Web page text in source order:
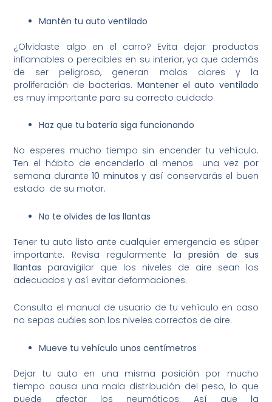
Mantén tu auto ventilado
¿Olvidaste algo en el carro? Evita dejar productos
inflamables o perecibles en su interior, ya que además
de ser peligroso, generan malos olores y la
proliferación de bacterias. Mantener el auto ventilado
es muy importante para su correcto cuidado.
Haz que tu batería siga funcionando
No esperes mucho tiempo sin encender tu vehículo.
Ten el hábito de encenderlo al menos una vez por
semana durante10 minutos y así conservarás el buen
estado de su motor.
No te olvides de las llantas
Tener tu auto listo ante cualquier emergencia es súper
importante. Revisa regularmente lapresión de sus
llantas paravigilar que los niveles de aire sean los
adecuados y así evitar deformaciones.
Consulta el manual de usuario de tu vehículo en caso
no sepas cuáles son los niveles correctos de aire.
Mueve tu vehículo unos centímetros
Dejar tu auto en una misma posición por mucho
tiempo causa una mala distribución del peso, lo que
puede afectar los neumáticos. Así que la